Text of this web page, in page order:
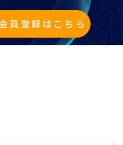
員登録はこちら